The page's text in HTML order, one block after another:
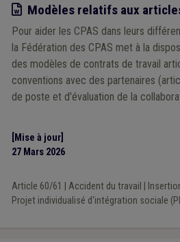
Modèle
Modèles relatifs aux
Pour aider les CPAS dans leurs
la Fédération des CPAS met à la
des modèles de contrats de travail
conventions avec des partenaires
de poste et d'évaluation de la collaboration. Vous
disposition pour les "Article 60, § 7". Les modèles de
conventions ont été adaptés suite à la
[Mise à jour]
27 Mars 2026
Article 60/61 Accident du travail
Projet individualisé d'intégration sociale